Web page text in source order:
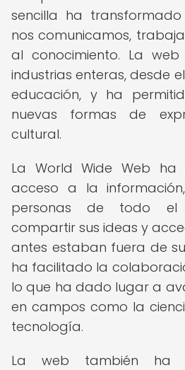
sencilla ha
nos comunicamos,
al conocimiento. La
industrias enteras, desde
educación, y ha
nuevas formas de
cultural.
La World Wide Web ha
acceso a la
personas de todo el
compartir sus ideas y
antes estaban fuera de
ha facilitado la
lo que ha dado lugar a
en campos como la
tecnología.
La web también ha